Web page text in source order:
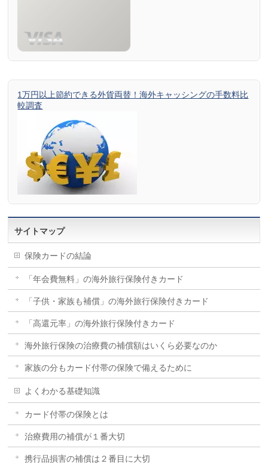
1万円以上節約できる外貨両替！海外キャッシングの手数料比
較調査
サイトマップ
保険カードの結論
「年会費無料」の海外旅行保険付きカード
「子供・家族も補償」の海外旅行保険付きカード
「高還元率」の海外旅行保険付きカード
海外旅行保険の治療費の補償額はいくら必要なのか
家族の分もカード付帯の保険で備えるために
よくわかる基礎知識
カード付帯の保険とは
治療費用の補償が１番大切
携行品損害の補償は２番目に大切